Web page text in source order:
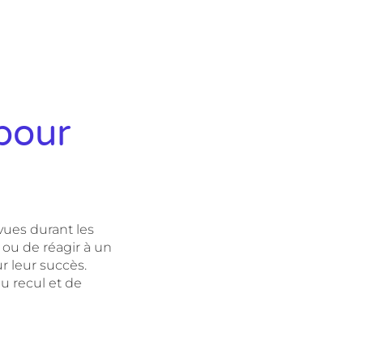
durant les
de réagir à un
leur succès.
recul et de